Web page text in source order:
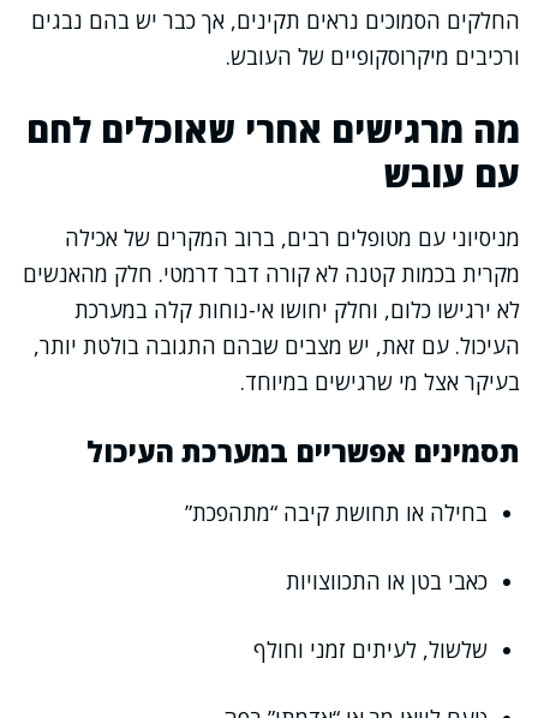
החלקים הסמוכים נראים תקינים, אך כבר יש בהם נבגים
ורכיבים מיקרוסקופיים של העובש.
מה מרגישים אחרי שאוכלים לחם
עם עובש
מניסיוני עם מטופלים רבים, ברוב המקרים של אכילה
מקרית בכמות קטנה לא קורה דבר דרמטי. חלק מהאנשים
לא ירגישו כלום, וחלק יחושו אי-נוחות קלה במערכת
העיכול. עם זאת, יש מצבים שבהם התגובה בולטת יותר,
בעיקר אצל מי שרגישים במיוחד.
תסמינים אפשריים במערכת העיכול
בחילה או תחושת קיבה “מתהפכת”
כאבי בטן או התכווצויות
שלשול, לעיתים זמני וחולף